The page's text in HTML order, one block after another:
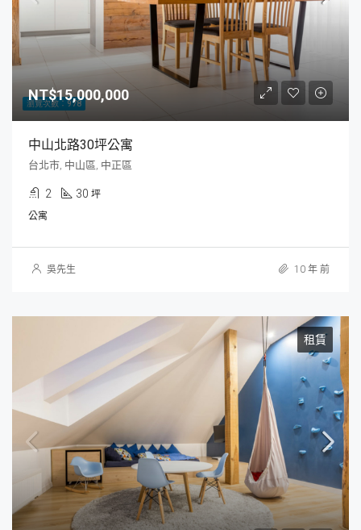
瀏覽次數：978
NT$15,000,000
中山北路30坪公寓
台北市, 中山區, 中正區
2 30 坪
公寓
吳先生 10 年 前
租賃